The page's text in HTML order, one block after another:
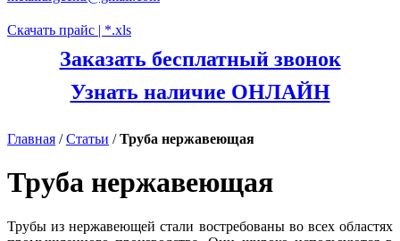
Скачать прайс | *.xls
Заказать бесплатный звонок
Узнать наличие ОНЛАЙН
Главная /Статьи /Труба нержавеющая
Труба нержавеющая
Трубы из нержавеющей стали востребованы во всех областях